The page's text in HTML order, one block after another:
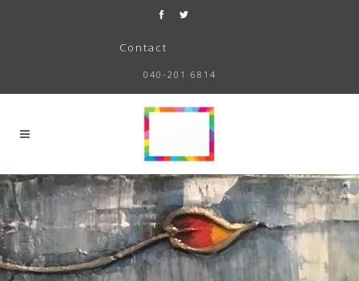
Contact
040-201 6814